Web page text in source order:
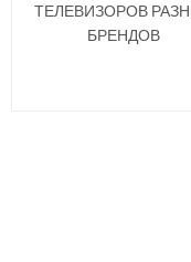
ТЕЛЕВИЗОРОВ
БРЕНДОВ